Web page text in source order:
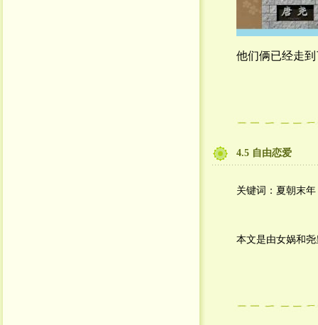
他们俩已经走
4.5 自由恋爱
关键词：夏朝末
本文是由女娲和